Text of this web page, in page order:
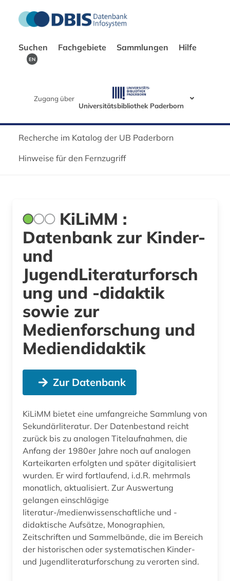
Suchen Fachgebiete Sammlungen Hilfe
EN
Zugang über
Universitätsbibliothek Paderborn
Recherche im Katalog der UB Paderborn
Hinweise für den Fernzugriff
KiLiMM :
Datenbank zur Kinder-
und
JugendLiteraturforsch
ung und -didaktik
sowie zur
Medienforschung und
Mediendidaktik
Zur Datenbank
KiLiMM bietet eine umfangreiche Sammlung von
Sekundärliteratur. Der Datenbestand reicht
zurück bis zu analogen Titelaufnahmen, die
Anfang der 1980er Jahre noch auf analogen
Karteikarten erfolgten und später digitalisiert
wurden. Er wird fortlaufend, i.d.R. mehrmals
monatlich, aktualisiert. Zur Auswertung
gelangen einschlägige
literatur-/medienwissenschaftliche und -
didaktische Aufsätze, Monographien,
Zeitschriften und Sammelbände, die im Bereich
der historischen oder systematischen Kinder-
und Jugendliteraturforschung zu verorten sind.